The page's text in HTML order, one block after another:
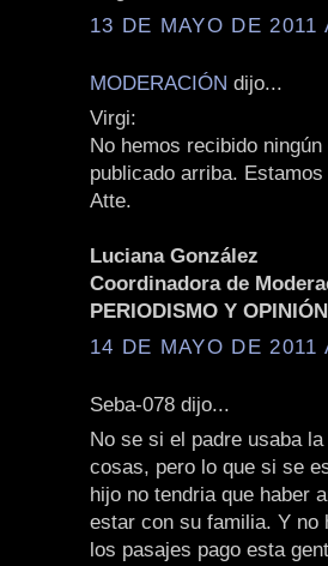
13 DE MAYO DE 2011
MODERACIÓN dijo...
Virgi:
No hemos recibido
publicado arriba.
Atte.
Luciana González
Coordinadora de
PERIODISMO Y OPINIÓN
14 DE MAYO DE 2011
Seba-078 dijo...
No se si el padre usaba
cosas, pero lo que si se
hijo no tendria que haber
estar con su familia. Y no
los pasajes pago esta